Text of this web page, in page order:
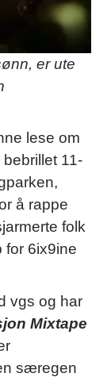
er ute
lese om
11-
å rappe
folk
for 6ix9ine
vgs og har
Mixtape
særegen